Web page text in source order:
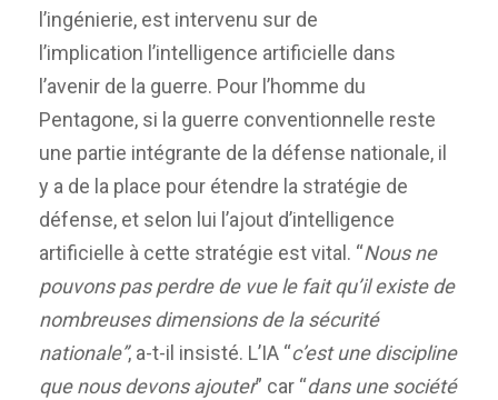
l’ingénierie, est intervenu sur de
l’implication l’intelligence artificielle dans
l’avenir de la guerre. Pour l’homme du
Pentagone, si la guerre conventionnelle reste
une partie intégrante de la défense nationale, il
y a de la place pour étendre la stratégie de
défense, et selon lui l’ajout d’intelligence
artificielle à cette stratégie est vital. “Nous ne
pouvons pas perdre de vue le fait qu’il existe de
nombreuses dimensions de la sécurité
nationale”, a-t-il insisté. L’IA “c’est une discipline
que nous devons ajouter” car “dans une société